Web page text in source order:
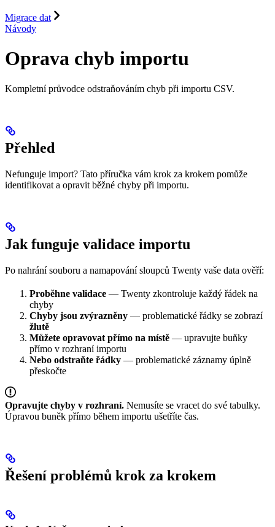
Migrace dat
Návody
Oprava chyb importu
Kompletní průvodce odstraňováním chyb při importu CSV.
Přehled
Nefunguje import? Tato příručka vám krok za krokem pomůže
identifikovat a opravit běžné chyby při importu.
Jak funguje validace importu
Po nahrání souboru a namapování sloupců Twenty vaše data ověří:
Proběhne validace — Twenty zkontroluje každý řádek na
chyby
Chyby jsou zvýrazněny — problematické řádky se zobrazí
žlutě
Můžete opravovat přímo na místě — upravujte buňky
přímo v rozhraní importu
Nebo odstraňte řádky — problematické záznamy úplně
přeskočte
Opravujte chyby v rozhraní. Nemusíte se vracet do své tabulky.
Úpravou buněk přímo během importu ušetříte čas.
Řešení problémů krok za krokem